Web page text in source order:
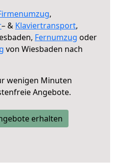
,
– & Klaviertransport,
Fernumzug oder
von Wiesbaden nach
wenigen Minuten
Angebote.
erhalten